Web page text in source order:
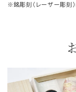
※銘彫刻（レーザー彫刻